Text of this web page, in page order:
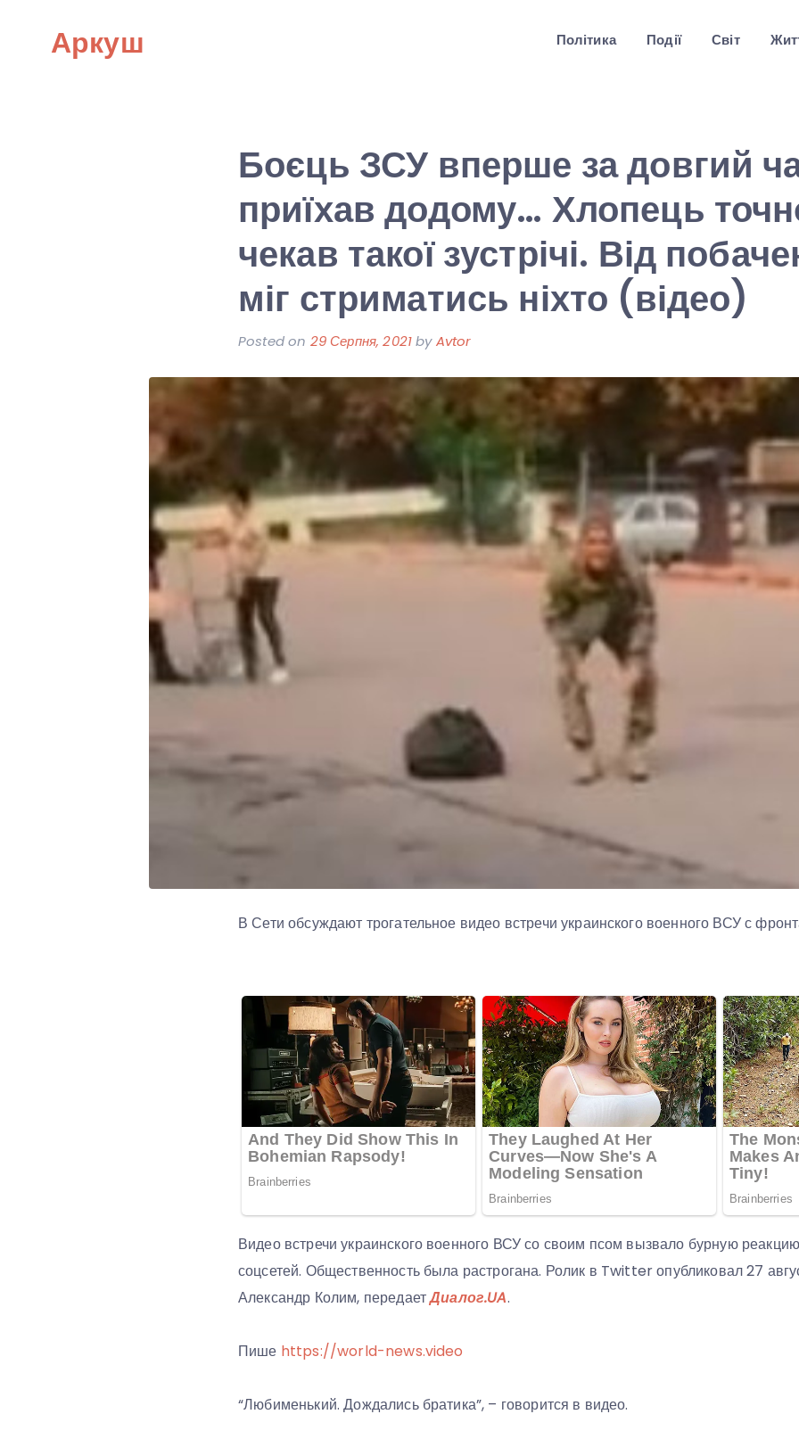
Аркуш Політика Події Світ
Боєць ЗСУ вперше за довгий
приїхав додому… Хлопець
чекав такої зустрічі. Від
міг стриматись ніхто (відео)
Posted on 29 Серпня, 2021byAvtor
В Сети обсуждают трогательное видео встречи украинского военного ВСУ с
Видео встречи украинского военного ВСУ со своим псом вызвало бурную
соцсетей. Общественность была растрогана. Ролик в Twitter опубликовал 27
Александр Колим, передаетДиалог.UA.
Пише https://world-news.video
“Любименький. Дождались братика”, – говорится в видео.